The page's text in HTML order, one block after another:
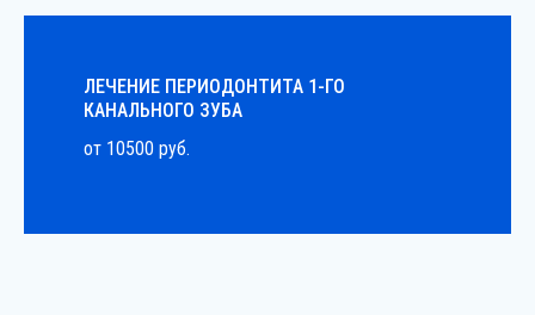
ЛЕЧЕНИЕ ПЕРИОДОНТИТА 1-ГО
КАНАЛЬНОГО ЗУБА
от 10500 руб.